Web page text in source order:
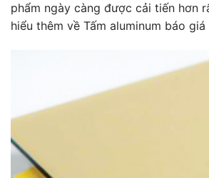
phẩm ngày càng được cải tiến hơn
hiểu thêm về Tấm aluminum báo giá